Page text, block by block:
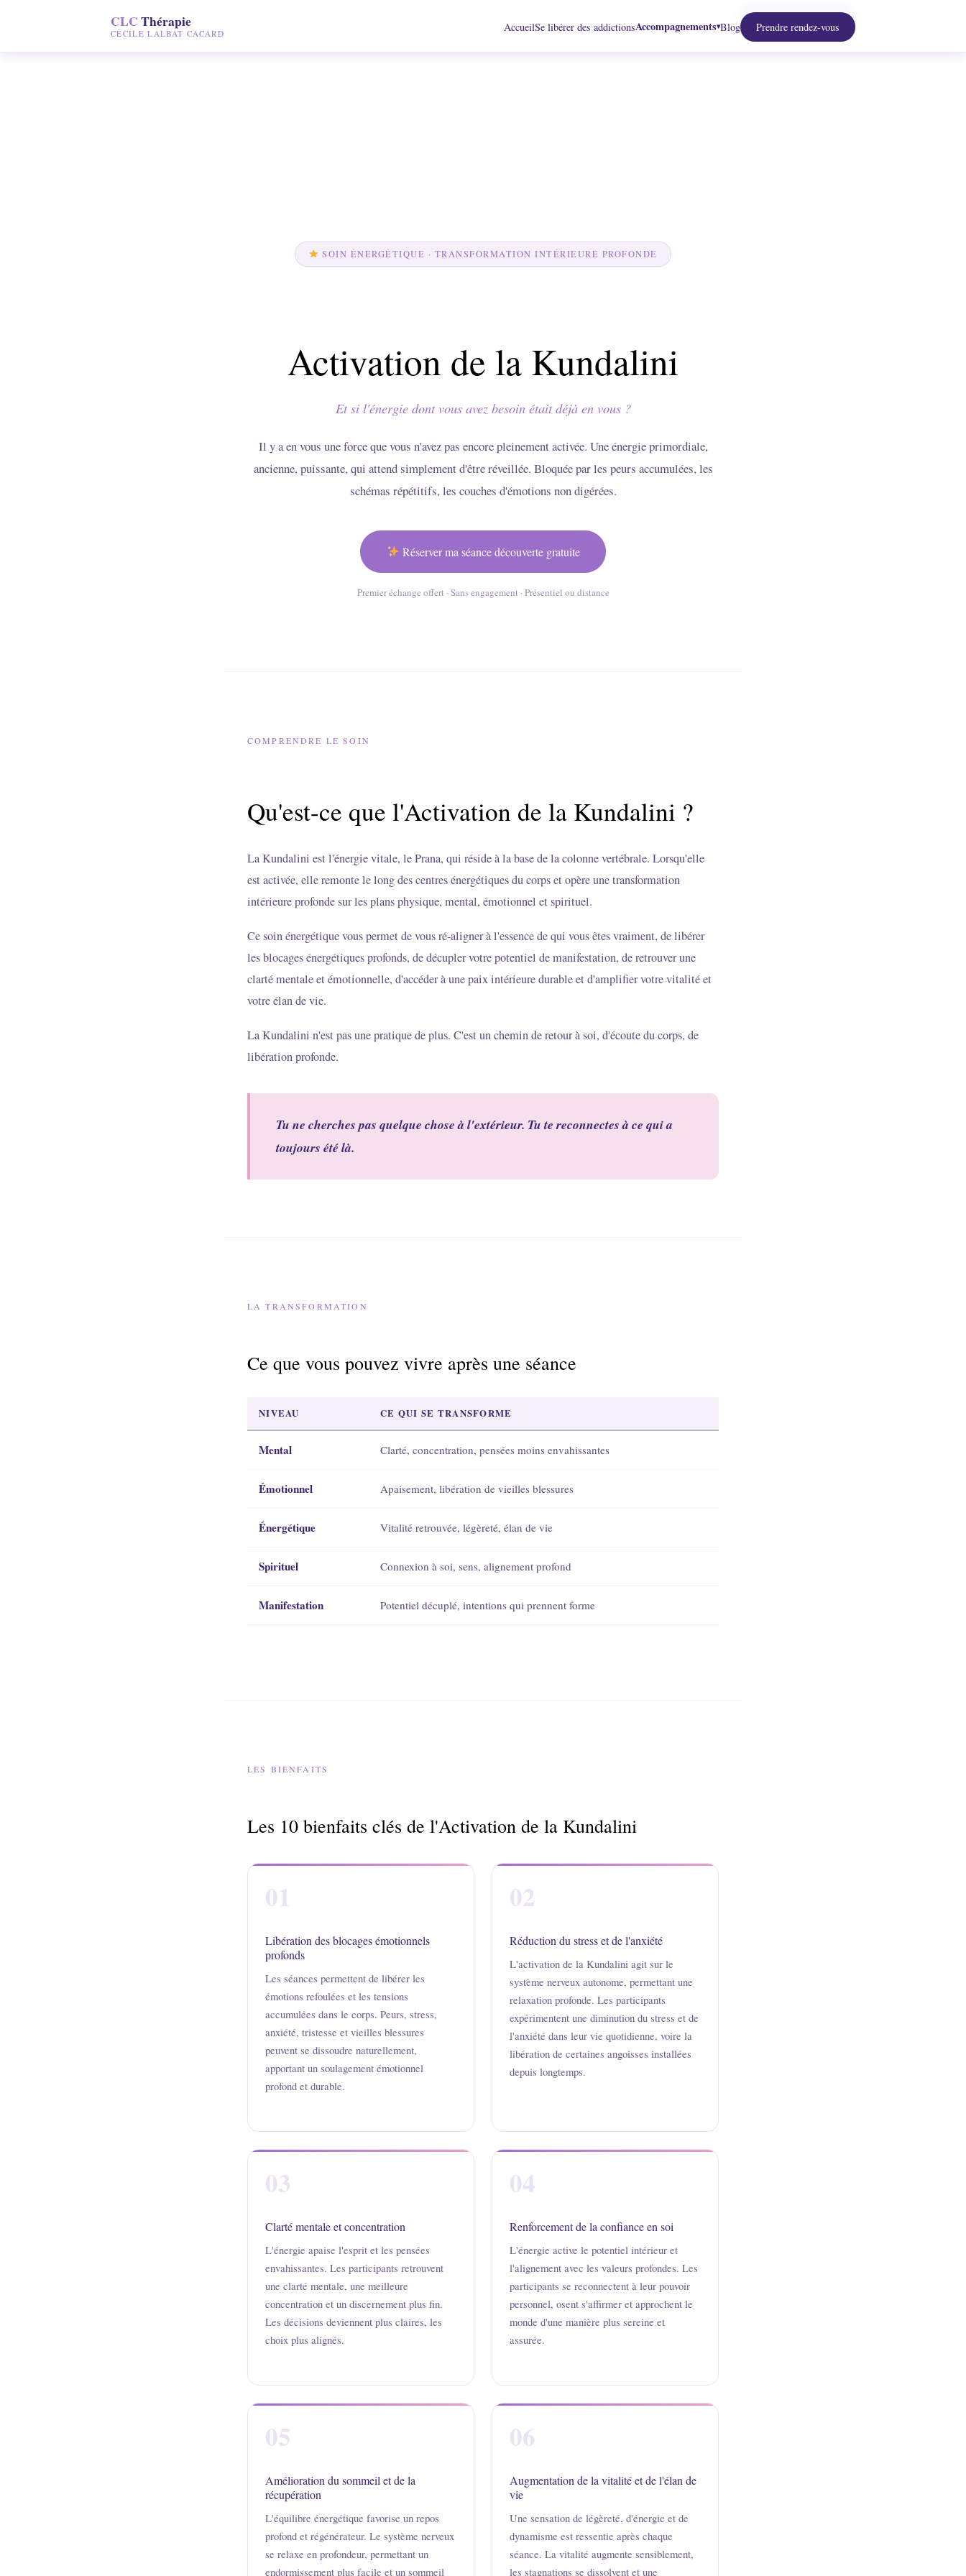
CLCThérapie AccueilSe libérer des addictionsAccompagnements Blog Prendre rendez-vous
CLCThérapie
CÉCILE LALBAT CACARD AccueilSe libérer des addictionsAccompagnements▾Blog Prendre rendez-vous
CLCThérapie
CÉCILE LALBAT CACARD
SOIN ÉNERGÉTIQUE · TRANSFORMATION INTÉRIEURE PROFONDE
Activation de la Kundalini
Et si l'énergie dont vous avez besoin était déjà en vous ?
Il y a en vous une force que vous n'avez pas encore pleinement activée. Une énergie primordiale,
ancienne, puissante, qui attend simplement d'être réveillée. Bloquée par les peurs accumulées, les
schémas répétitifs, les couches d'émotions non digérées.
Réserver ma séance découverte gratuite
Premier échange offert · Sans engagement · Présentiel ou distance
COMPRENDRE LE SOIN
Qu'est-ce que l'Activation de la Kundalini ?
La Kundalini est l'énergie vitale, le Prana, qui réside à la base de la colonne vertébrale. Lorsqu'elle
est activée, elle remonte le long des centres énergétiques du corps et opère une transformation
intérieure profonde sur les plans physique, mental, émotionnel et spirituel.
Ce soin énergétique vous permet de vous ré-aligner à l'essence de qui vous êtes vraiment, de libérer
les blocages énergétiques profonds, de décupler votre potentiel de manifestation, de retrouver une
clarté mentale et émotionnelle, d'accéder à une paix intérieure durable et d'amplifier votre vitalité et
votre élan de vie.
La Kundalini n'est pas une pratique de plus. C'est un chemin de retour à soi, d'écoute du corps, de
libération profonde.
Tu ne cherches pas quelque chose à l'extérieur. Tu te reconnectes à ce qui a
toujours été là.
LA TRANSFORMATION
Ce que vous pouvez vivre après une séance
NIVEAU CE QUI SE TRANSFORME
Mental Clarté, concentration, pensées moins envahissantes
Émotionnel Apaisement, libération de vieilles blessures
Énergétique Vitalité retrouvée, légèreté, élan de vie
Spirituel Connexion à soi, sens, alignement profond
Manifestation Potentiel décuplé, intentions qui prennent forme
LES BIENFAITS
Les 10 bienfaits clés de l'Activation de la Kundalini
01
Libération des blocages émotionnels
profonds
Les séances permettent de libérer les
émotions refoulées et les tensions
accumulées dans le corps. Peurs, stress,
anxiété, tristesse et vieilles blessures
peuvent se dissoudre naturellement,
apportant un soulagement émotionnel
profond et durable.
02
Réduction du stress et de l'anxiété
L'activation de la Kundalini agit sur le
système nerveux autonome, permettant une
relaxation profonde. Les participants
expérimentent une diminution du stress et de
l'anxiété dans leur vie quotidienne, voire la
libération de certaines angoisses installées
depuis longtemps.
03
Clarté mentale et concentration
L'énergie apaise l'esprit et les pensées
envahissantes. Les participants retrouvent
une clarté mentale, une meilleure
concentration et un discernement plus fin.
Les décisions deviennent plus claires, les
choix plus alignés.
04
Renforcement de la confiance en soi
L'énergie active le potentiel intérieur et
l'alignement avec les valeurs profondes. Les
participants se reconnectent à leur pouvoir
personnel, osent s'affirmer et approchent le
monde d'une manière plus sereine et
assurée.
05
Amélioration du sommeil et de la
récupération
L'équilibre énergétique favorise un repos
profond et régénérateur. Le système nerveux
se relaxe en profondeur, permettant un
endormissement plus facile et un sommeil
06
Augmentation de la vitalité et de l'élan de
vie
Une sensation de légèreté, d'énergie et de
dynamisme est ressentie après chaque
séance. La vitalité augmente sensiblement,
les stagnations se dissolvent et une